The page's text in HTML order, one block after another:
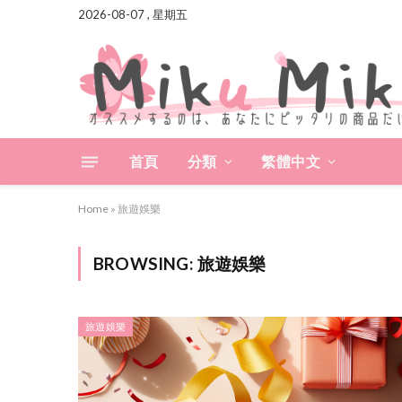
2026-08-07 , 星期五
首頁 分類 繁體中文
Home » 旅遊娛樂
BROWSING: 旅遊娛樂
旅遊娛樂